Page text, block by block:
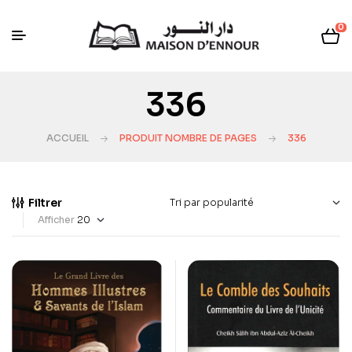
0
336
ACCUEIL PRODUIT NOMBRE DE PAGES 336
Filtrer
Afficher